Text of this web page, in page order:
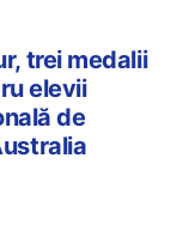
trei medalii
elevii
de